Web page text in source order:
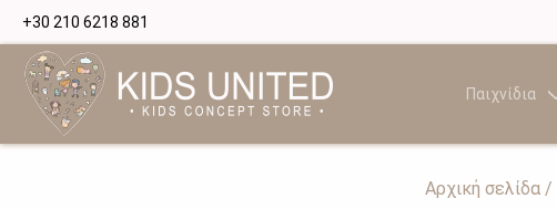
+30 210 6218 881
Παιχνίδια
Αρχική σελίδα/